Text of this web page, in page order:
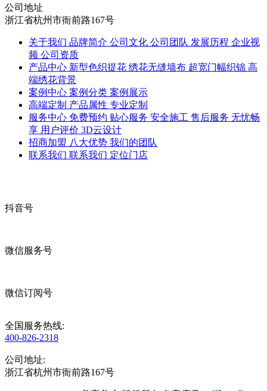
公司地址
浙江省杭州市衙前路167号
关于我们 品牌简介 公司文化 公司团队 发展历程 企业视
频 公司资质
产品中心 新型色织提花 绣花无缝墙布 超宽门幅织锦 高
端绣花背景
案例中心 案例分类 案例展示
高端定制 产品属性 专业定制
服务中心 免费预约 贴心服务 安全施工 售后服务 无忧畅
享 用户评价 3D云设计
招商加盟 八大优势 我们的团队
联系我们 联系我们 定位门店
抖音号
微信服务号
微信订阅号
全国服务热线:
400-826-2318
公司地址:
浙江省杭州市衙前路167号